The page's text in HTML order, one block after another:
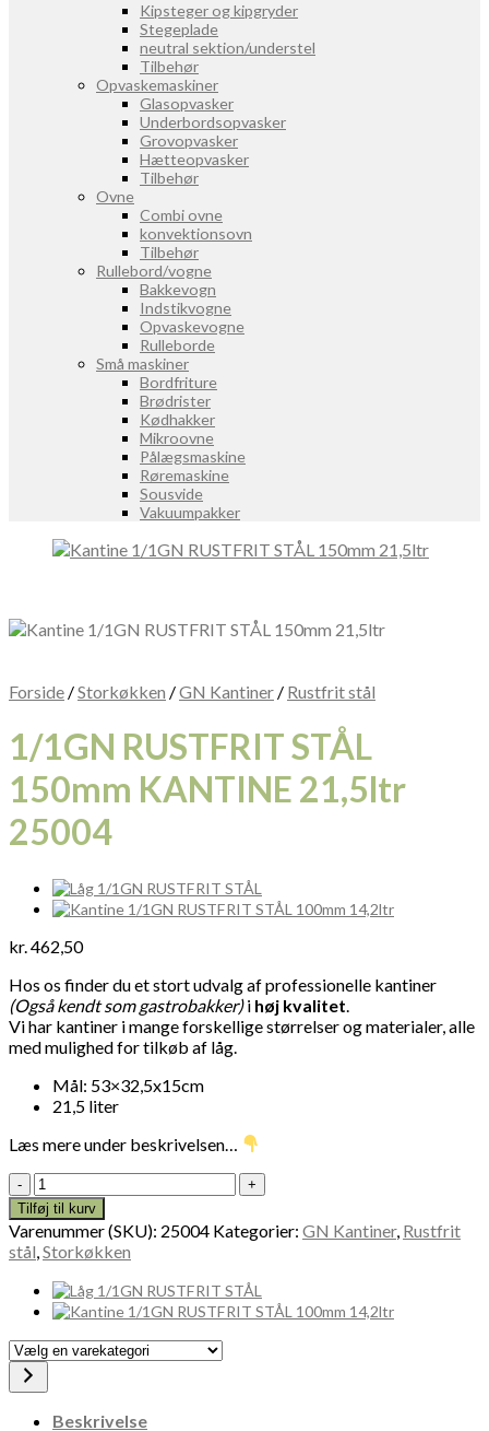
Kipsteger og kipgryder
Stegeplade
neutral sektion/understel
Tilbehør
Opvaskemaskiner
Glasopvasker
Underbordsopvasker
Grovopvasker
Hætteopvasker
Tilbehør
Ovne
Combi ovne
konvektionsovn
Tilbehør
Rullebord/vogne
Bakkevogn
Indstikvogne
Opvaskevogne
Rulleborde
Små maskiner
Bordfriture
Brødrister
Kødhakker
Mikroovne
Pålægsmaskine
Røremaskine
Sousvide
Vakuumpakker
Forside /Storkøkken /GN Kantiner / Rustfrit stål
1/1GN RUSTFRIT STÅL
150mm KANTINE 21,5ltr
25004
kr.462,50
Hos os finder du et stort udvalg af professionelle kantiner
(Også kendt som gastrobakker)i høj kvalitet.
Vi har kantiner i mange forskellige størrelser og materialer, alle
med mulighed for tilkøb af låg.
Mål: 53×32,5x15cm
21,5 liter
Læs mere under beskrivelsen…
1/1GN
RUSTFRIT
STÅL
150mm
KANTINE
21,5ltr
25004
antal
Tilføj til kurv
Varenummer (SKU): 25004 Kategorier: GN Kantiner, Rustfrit
stål,Storkøkken
Vælg
en
varekategori
Beskrivelse